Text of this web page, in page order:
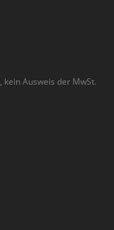
, kein Ausweis der MwSt.